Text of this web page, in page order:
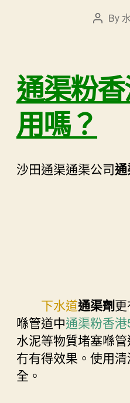
Post
By
通渠粉
用嗎？
沙田通渠通渠公司
下水道通渠劑
喺管道中通渠粉香
水泥等物質堵塞喺管
冇有得效果。使用
全。